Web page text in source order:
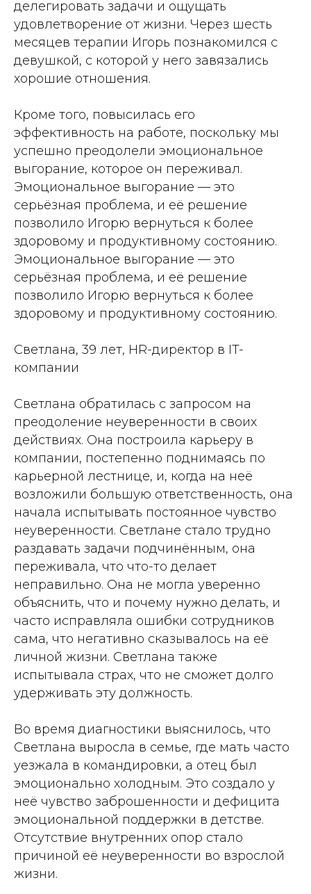
делегировать задачи и ощущать
удовлетворение от жизни. Через шесть
месяцев терапии Игорь познакомился с
девушкой, с которой у него завязались
хорошие отношения.
Кроме того, повысилась его
эффективность на работе, поскольку мы
успешно преодолели эмоциональное
выгорание, которое он переживал.
Эмоциональное выгорание — это
серьёзная проблема, и её решение
позволило Игорю вернуться к более
здоровому и продуктивному состоянию.
Эмоциональное выгорание — это
серьёзная проблема, и её решение
позволило Игорю вернуться к более
здоровому и продуктивному состоянию.
Светлана, 39 лет, HR-директор в IT-
компании
Светлана обратилась с запросом на
преодоление неуверенности в своих
действиях. Она построила карьеру в
компании, постепенно поднимаясь по
карьерной лестнице, и, когда на неё
возложили большую ответственность, она
начала испытывать постоянное чувство
неуверенности. Светлане стало трудно
раздавать задачи подчинённым, она
переживала, что что-то делает
неправильно. Она не могла уверенно
объяснить, что и почему нужно делать, и
часто исправляла ошибки сотрудников
сама, что негативно сказывалось на её
личной жизни. Светлана также
испытывала страх, что не сможет долго
удерживать эту должность.
Во время диагностики выяснилось, что
Светлана выросла в семье, где мать часто
уезжала в командировки, а отец был
эмоционально холодным. Это создало у
неё чувство заброшенности и дефицита
эмоциональной поддержки в детстве.
Отсутствие внутренних опор стало
причиной её неуверенности во взрослой
жизни.